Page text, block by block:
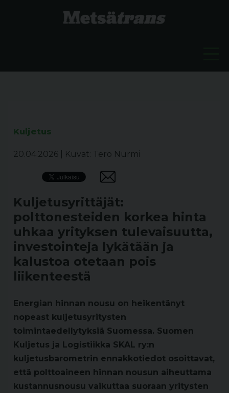
Kuljetus
20.04.2026 Kuvat: Tero Nurmi
Kuljetusyrittäjät:
polttonesteiden korkea hinta
uhkaa yrityksen tulevaisuutta,
investointeja lykätään ja
kalustoa otetaan pois
liikenteestä
Energian hinnan nousu on heikentänyt
nopeast kuljetusyritysten
toimintaedellytyksiä Suomessa. Suomen
Kuljetus ja Logistiikka SKAL ry:n
kuljetusbarometrin ennakkotiedot osoittavat,
että polttoaineen hinnan nousun aiheuttama
kustannusnousu vaikuttaa suoraan yritysten